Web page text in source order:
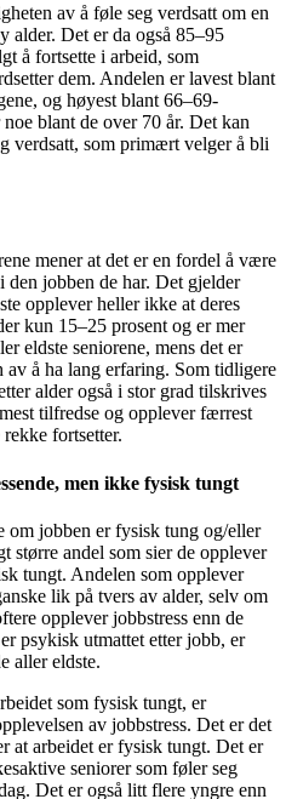
av å føle seg verdsatt om en
alder. Det er da også 85–95
å fortsette i arbeid, som
dem. Andelen er lavest blant
og høyest blant 66–69-
blant de over 70 år. Det kan
verdsatt, som primært velger å bli
mener at det er en fordel å være
jobben de har. Det gjelder
opplever heller ikke at deres
kun 15–25 prosent og er mer
eldste seniorene, mens det er
å ha lang erfaring. Som tidligere
alder også i stor grad tilskrives
tilfredse og opplever færrest
fortsetter.
men ikke fysisk tungt
om jobben er fysisk tung og/eller
større andel som sier de opplever
tungt. Andelen som opplever
lik på tvers av alder, selv om
opplever jobbstress enn de
psykisk utmattet etter jobb, er
aller eldste.
som fysisk tungt, er
av jobbstress. Det er det
at arbeidet er fysisk tungt. Det er
seniorer som føler seg
Det er også litt flere yngre enn